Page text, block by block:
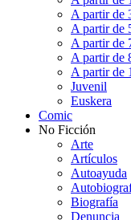
A partir de
A partir de
A partir de
A partir de
A partir de
Juvenil
Euskera
Comic
No Ficción
Arte
Artículos
Autoayuda
Biografía
Denuncia